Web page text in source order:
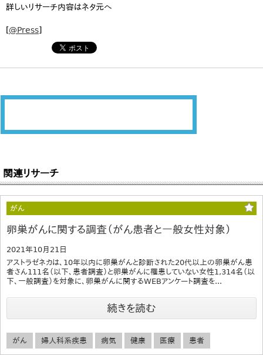
詳しいリサーチ内容はネタ元へ
[@Press]
関連リサーチ
がん
卵巣がんに関する調査（がん患者と一般女性対象）
2021年10月21日
アストラゼネカは、10年以内に卵巣がんと診断された20代以上の卵巣がん患
者さん111名（以下、患者調査）と卵巣がんに罹患していない女性1,314名（以
下、一般調査）を対象に、卵巣がんに関するWEBアンケート調査を...
続きを読む
がん 婦人科系疾患 病気 健康 医療 患者